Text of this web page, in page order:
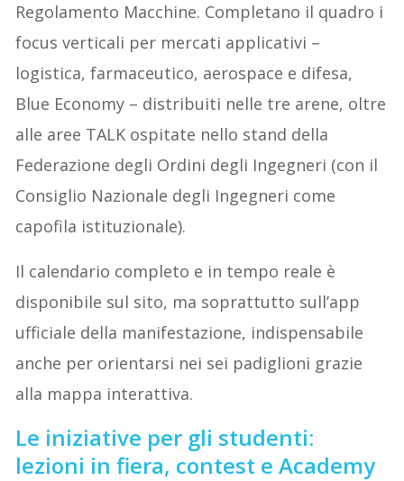
Regolamento Macchine. Completano il quadro i
focus verticali per mercati applicativi –
logistica, farmaceutico, aerospace e difesa,
Blue Economy – distribuiti nelle tre arene, oltre
alle aree TALK ospitate nello stand della
Federazione degli Ordini degli Ingegneri (con il
Consiglio Nazionale degli Ingegneri come
capofila istituzionale).
Il calendario completo e in tempo reale è
disponibile sul sito, ma soprattutto sull’app
ufficiale della manifestazione, indispensabile
anche per orientarsi nei sei padiglioni grazie
alla mappa interattiva.
Le iniziative per gli studenti:
lezioni in fiera, contest e Academy